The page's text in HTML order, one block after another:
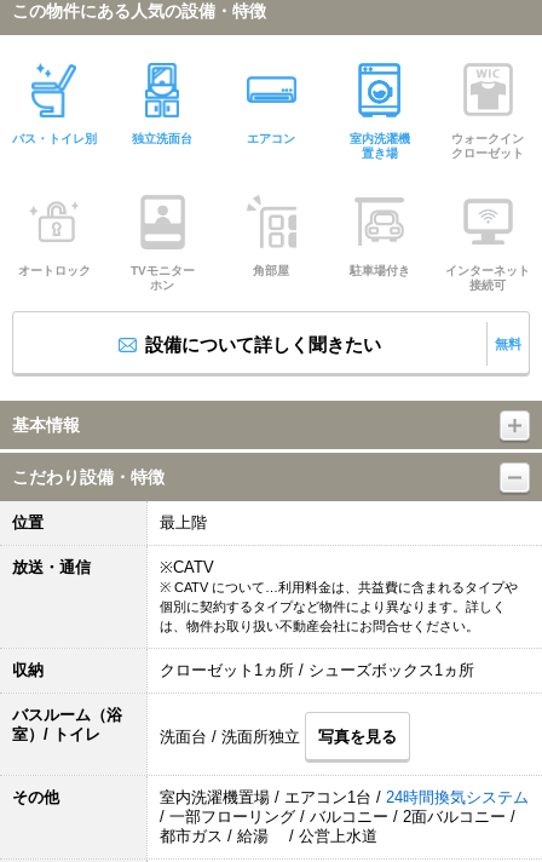
この物件にある人気の設備・特徴
バス・トイレ別 独立洗面台 エアコン
室内洗濯機
置き場
ウォークイン
クローゼット
オートロック
TVモニター
ホン
角部屋 駐車場付き
インターネット
接続可
設備について詳しく聞きたい 無料
基本情報
こだわり設備・特徴
位置 最上階
放送・通信 ※CATV
※ CATV について…利用料金は、共益費に含まれるタイプや
個別に契約するタイプなど物件により異なります。詳しく
は、物件お取り扱い不動産会社にお問合せください。
収納 クローゼット1ヵ所 / シューズボックス1ヵ所
バスルーム（浴
室）/ トイレ
洗面台 / 洗面所独立 写真を見る
その他 室内洗濯機置場 / エアコン1台 / 24時間換気システム
/ 一部フローリング / バルコニー / 2面バルコニー /
都市ガス / 給湯 / 公営上水道